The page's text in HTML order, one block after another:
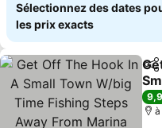
Sélectionnez des dates
les prix exacts
9,9